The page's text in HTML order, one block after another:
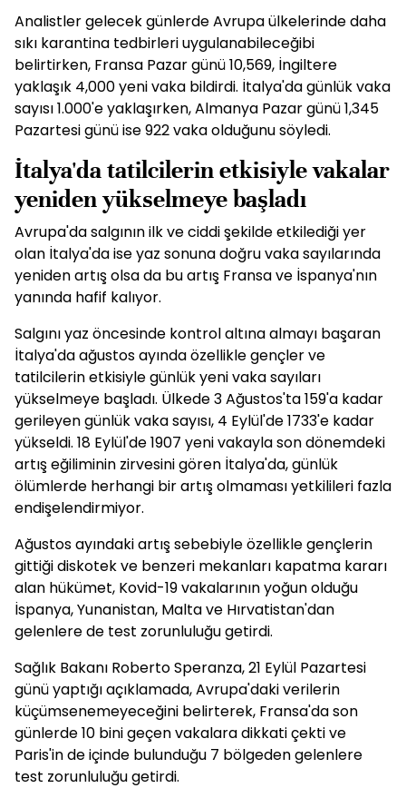
Analistler gelecek günlerde Avrupa ülkelerinde daha
sıkı karantina tedbirleri uygulanabileceğibi
belirtirken, Fransa Pazar günü 10,569, İngiltere
yaklaşık 4,000 yeni vaka bildirdi. İtalya'da günlük vaka
sayısı 1.000'e yaklaşırken, Almanya Pazar günü 1,345
Pazartesi günü ise 922 vaka olduğunu söyledi.
İtalya'da tatilcilerin etkisiyle vakalar
yeniden yükselmeye başladı
Avrupa'da salgının ilk ve ciddi şekilde etkilediği yer
olan İtalya'da ise yaz sonuna doğru vaka sayılarında
yeniden artış olsa da bu artış Fransa ve İspanya'nın
yanında hafif kalıyor.
Salgını yaz öncesinde kontrol altına almayı başaran
İtalya'da ağustos ayında özellikle gençler ve
tatilcilerin etkisiyle günlük yeni vaka sayıları
yükselmeye başladı. Ülkede 3 Ağustos'ta 159'a kadar
gerileyen günlük vaka sayısı, 4 Eylül'de 1733'e kadar
yükseldi. 18 Eylül'de 1907 yeni vakayla son dönemdeki
artış eğiliminin zirvesini gören İtalya'da, günlük
ölümlerde herhangi bir artış olmaması yetkilileri fazla
endişelendirmiyor.
Ağustos ayındaki artış sebebiyle özellikle gençlerin
gittiği diskotek ve benzeri mekanları kapatma kararı
alan hükümet, Kovid-19 vakalarının yoğun olduğu
İspanya, Yunanistan, Malta ve Hırvatistan'dan
gelenlere de test zorunluluğu getirdi.
Sağlık Bakanı Roberto Speranza, 21 Eylül Pazartesi
günü yaptığı açıklamada, Avrupa'daki verilerin
küçümsenemeyeceğini belirterek, Fransa'da son
günlerde 10 bini geçen vakalara dikkati çekti ve
Paris'in de içinde bulunduğu 7 bölgeden gelenlere
test zorunluluğu getirdi.